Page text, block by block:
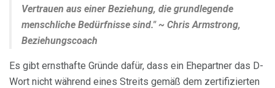
Vertrauen aus einer Beziehung, die grundlegende
menschliche Bedürfnisse sind." ~ Chris Armstrong,
Beziehungscoach
Es gibt ernsthafte Gründe dafür, dass ein Ehepartner das D-
Wort nicht während eines Streits gemäß dem zertifizierten